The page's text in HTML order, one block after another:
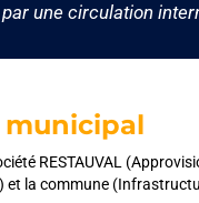
par une circulation
municipal
RESTAUVAL
la commune